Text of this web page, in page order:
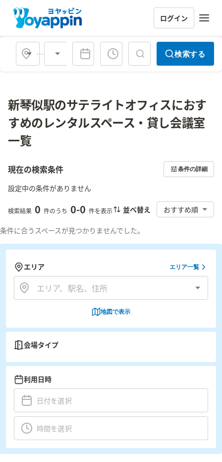
ログイン
会場タイプ 検索する
新琴似駅のサテライトオフィスにおす
すめのレンタルスペース・貸し会議室
一覧
現在の検索条件 条件の詳細
設定中の条件がありません
検索結果 0 件のうち 0-0 件を表示 並べ替え おすすめ順
条件に合うスペースが見つかりませんでした。
エリア エリア一覧
地図で表示
会場タイプ
利用日時